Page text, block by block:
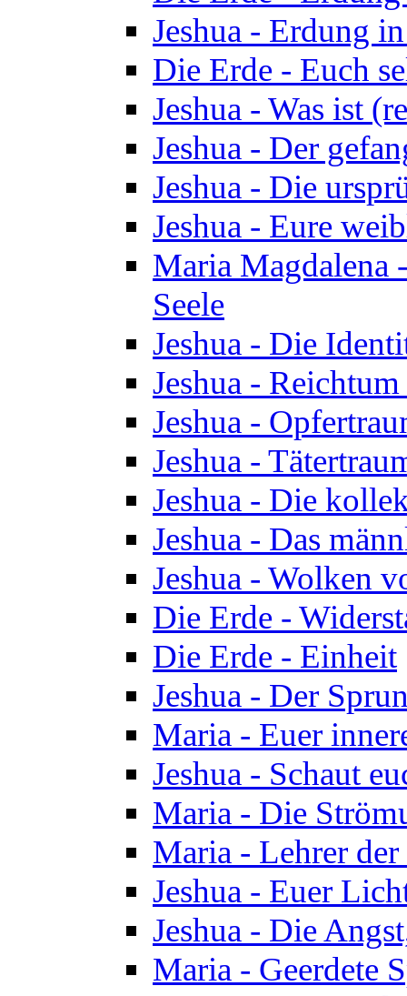
Jeshua - Erdung
Die Erde - Euch
Jeshua - Was ist
Jeshua - Der
Jeshua - Die
Jeshua - Eure
Maria Magdalena
Seele
Jeshua - Die
Jeshua -
Jeshua -
Jeshua -
Jeshua - Die
Jeshua - Das
Jeshua - Wolken
Die Erde -
Die Erde - Einheit
Jeshua - Der
Maria - Euer
Jeshua - Schaut
Maria - Die
Maria - Lehrer
Jeshua - Euer
Jeshua - Die
Maria - Geerdete